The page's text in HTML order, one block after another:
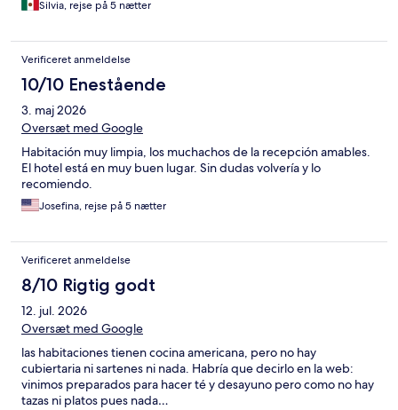
Silvia, rejse på 5 nætter
Verificeret anmeldelse
10/10 Enestående
3. maj 2026
Oversæt med Google
Habitación muy limpia, los muchachos de la recepción amables.
El hotel está en muy buen lugar. Sin dudas volvería y lo
recomiendo.
Josefina, rejse på 5 nætter
Verificeret anmeldelse
8/10 Rigtig godt
12. jul. 2026
Oversæt med Google
las habitaciones tienen cocina americana, pero no hay
cubiertaria ni sartenes ni nada. Habría que decirlo en la web:
vinimos preparados para hacer té y desayuno pero como no hay
tazas ni platos pues nada…